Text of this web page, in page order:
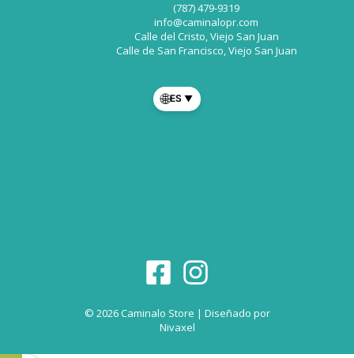
(787) 479-9319
info@caminalopr.com
Calle del Cristo, Viejo San Juan
Calle de San Francisco, Viejo San Juan
🌐ES ▼
© 2026 Caminalo Store | Diseñado por
Nivaxel